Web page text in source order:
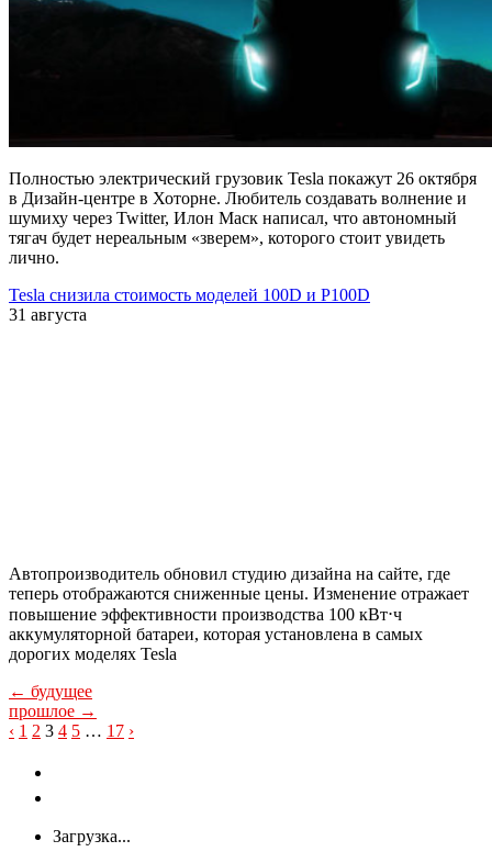
Полностью электрический грузовик Tesla покажут 26 октября
в Дизайн-центре в Хоторне. Любитель создавать волнение и
шумиху через Twitter, Илон Маск написал, что автономный
тягач будет нереальным «зверем», которого стоит увидеть
лично.
Tesla снизила стоимость моделей 100D и P100D
31 августа
Автопроизводитель обновил студию дизайна на сайте, где
теперь отображаются сниженные цены. Изменение отражает
повышение эффективности производства 100 кВт⋅ч
аккумуляторной батареи, которая установлена в самых
дорогих моделях Tesla
← будущее
прошлое →
A
‹ 1 2 3 4 5 … 17 ›
Загрузка...